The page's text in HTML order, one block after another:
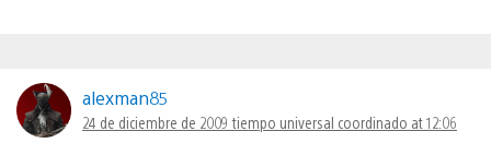
alexman85
24 de diciembre de 2009 tiempo universal coordinado at 12:06